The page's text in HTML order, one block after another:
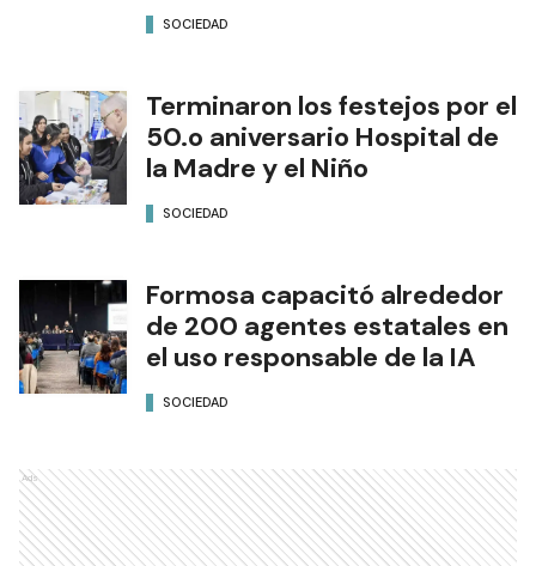
SOCIEDAD
Terminaron los festejos por el
50.o aniversario Hospital de
la Madre y el Niño
SOCIEDAD
Formosa capacitó alrededor
de 200 agentes estatales en
el uso responsable de la IA
SOCIEDAD
Ads